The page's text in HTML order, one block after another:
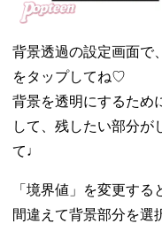
背景透過の設定画面で
をタップしてね♡
背景を透明にするため
して、残したい部分が
て♩
「境界値」を変更す
間違えて背景部分を選